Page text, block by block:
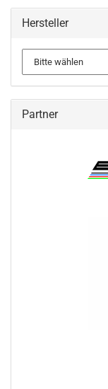
Hersteller
Partner